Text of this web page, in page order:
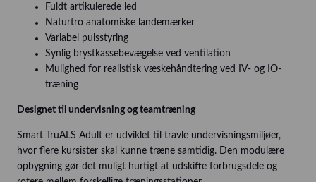
Fuldt artikulerede led
Naturtro anatomiske landemærker
Variabel pulsstyring
Synlig brystkassebevægelse ved ventilation
Mulighed for realistisk væskehåndtering ved IV- og IO-
træning
Designet til undervisning og teamtræning
Smart TruALS Adult er udviklet til travle undervisningsmiljøer,
hvor flere kursister skal kunne træne samtidig. Den modulære
opbygning gør det muligt hurtigt at udskifte forbrugsdele og